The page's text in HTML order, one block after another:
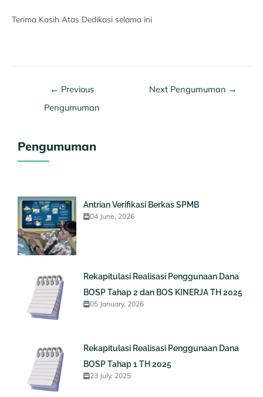
Terima Kasih Atas Dedikasi selama ini
← Previous
Pengumuman
Next Pengumuman →
Pengumuman
Antrian Verifikasi Berkas SPMB
04 June, 2026
Rekapitulasi Realisasi Penggunaan Dana
BOSP Tahap 2 dan BOS KINERJA TH 2025
05 January, 2026
Rekapitulasi Realisasi Penggunaan Dana
BOSP Tahap 1 TH 2025
23 July, 2025